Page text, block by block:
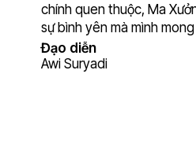
chính quen thuộc, Ma
sự bình yên mà mình
Đạo diễn
Awi Suryadi